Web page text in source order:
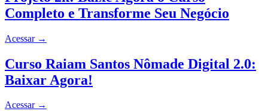
Completo e Transforme Seu Negócio
Acessar →
Curso Raiam Santos Nômade Digital 2.0:
Baixar Agora!
Acessar →